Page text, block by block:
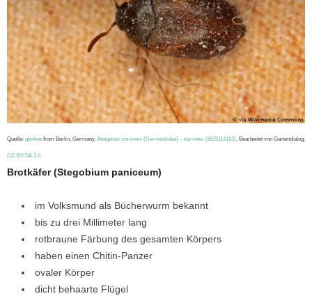
Quelle: gbohne from Berlin, Germany, Attagenus smirnovi (Dermestidae) – top view (8625114182), Bearbeitet von Gartendialog,
CC BY-SA 2.0
Brotkäfer (Stegobium paniceum)
im Volksmund als Bücherwurm bekannt
bis zu drei Millimeter lang
rotbraune Färbung des gesamten Körpers
haben einen Chitin-Panzer
ovaler Körper
dicht behaarte Flügel